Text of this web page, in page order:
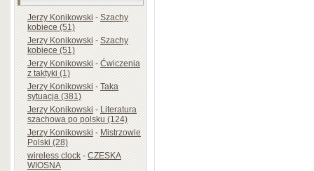
Jerzy Konikowski-Szachy
kobiece (51)
Jerzy Konikowski-Szachy
kobiece (51)
Jerzy Konikowski-Ćwiczenia
z taktyki (1)
Jerzy Konikowski-Taka
sytuacja (381)
Jerzy Konikowski-Literatura
szachowa po polsku (124)
Jerzy Konikowski-Mistrzowie
Polski (28)
wireless clock-CZESKA
WIOSNA